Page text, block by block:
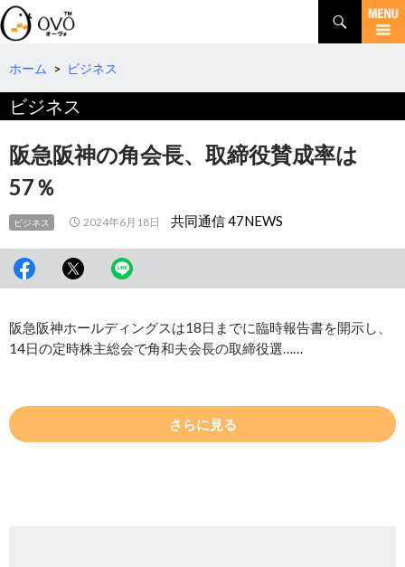
検
索
コ
テ
へ
移
動
ホーム > ビジネス
ビジネス
阪急阪神の角会長、取締役賛成率は
57％
ビジネス 2024年6月18日 共同通信 47NEWS
阪急阪神ホールディングスは18日までに臨時報告書を開示し、
14日の定時株主総会で角和夫会長の取締役選……
さらに見る